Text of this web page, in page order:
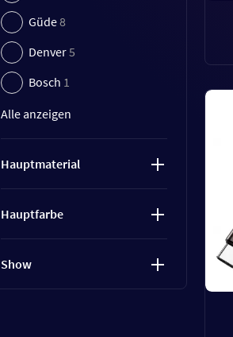
Güde8
Denver5
Bosch 1
Alle anzeigen
Hauptmaterial
Hauptfarbe
Show